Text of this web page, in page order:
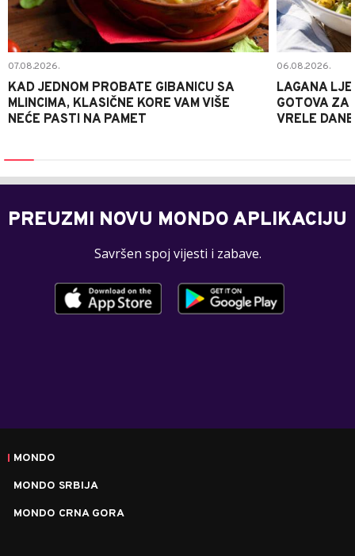
07.08.2026.
KAD JEDNOM PROBATE GIBANICU SA
MLINCIMA, KLASIČNE KORE VAM VIŠE
NEĆE PASTI NA PAMET
06.08.2026.
LAGANA
GOTOVA ZA
VRELE DANE
PREUZMI NOVU MONDO APLIKACIJU
Savršen spoj vijesti i zabave.
MONDO
MONDO SRBIJA
MONDO CRNA GORA